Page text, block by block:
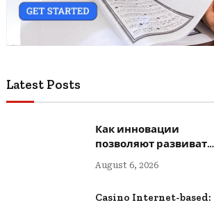
Latest Posts
Как инновации
позволяют развивать
творчество
August 6, 2026
Casino Internet-based: